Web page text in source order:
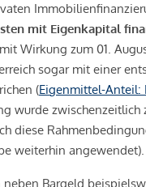
mit Eigenkapital
Wirkung zum 01.
sogar mit einer
(Eigenmittel-Anteil:
wurde zwischenzeitlich
diese
weiterhin angewendet).
Bargeld